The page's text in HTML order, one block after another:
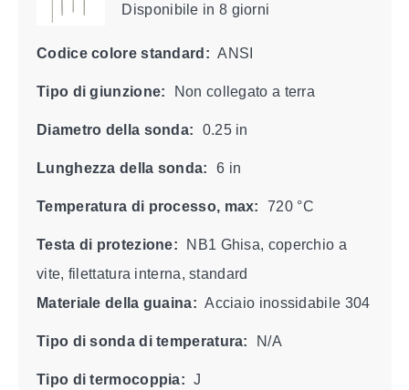
Disponibile in 8 giorni
Codice colore standard: ANSI
Tipo di giunzione: Non collegato a terra
Diametro della sonda: 0.25 in
Lunghezza della sonda: 6 in
Temperatura di processo, max: 720 °C
Testa di protezione:
NB1 Ghisa, coperchio a
vite, filettatura interna, standard
Materiale della guaina: Acciaio inossidabile 304
Tipo di sonda di temperatura: N/A
Tipo di termocoppia: J